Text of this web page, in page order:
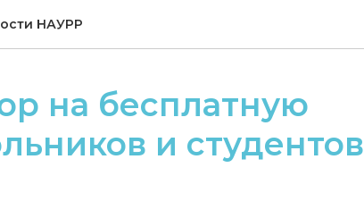
НАУРР
на бесплатную
и студентов